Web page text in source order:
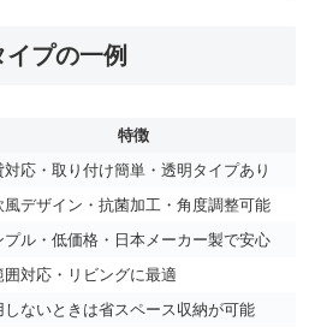
プの一例
特徴
対応・取り付け簡単・透明タイプあり
風デザイン・抗菌加工・角度調整可能
プル・低価格・日本メーカー製で安心
囲対応・リビングに最適
しないときは省スペース収納が可能